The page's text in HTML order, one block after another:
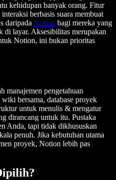
kehidupan banyak orang. Fitur
berbasis suara membuat
daripada Notion bagi mereka yang
di layar. Aksesibilitas merupakan
Notion, ini bukan prioritas
manajemen pengetahuan
bersama, database proyek
untuk menulis & mengatur
dirancang untuk itu. Pustaka
Anda, tapi tidak dikhususkan
penuh. Jika kebutuhan utama
proyek, Notion lebih pas